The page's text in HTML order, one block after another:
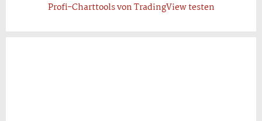
Profi-Charttools von TradingView testen